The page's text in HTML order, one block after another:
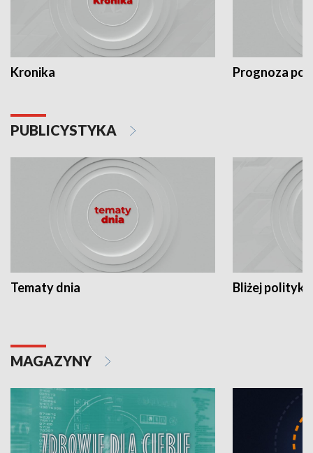
Kronika Prognoza
PUBLICYSTYKA
Tematy dnia Bliżej polityki
MAGAZYNY